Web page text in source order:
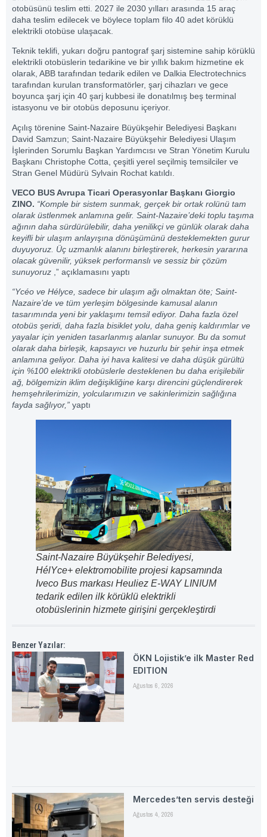
otobüsünü teslim etti. 2027 ile 2030 yılları arasında 15 araç
daha teslim edilecek ve böylece toplam filo 40 adet körüklü
elektrikli otobüse ulaşacak.
Teknik teklifi, yukarı doğru pantograf şarj sistemine sahip körüklü
elektrikli otobüslerin tedarikine ve bir yıllık bakım hizmetine ek
olarak, ABB tarafından tedarik edilen ve Dalkia Electrotechnics
tarafından kurulan transformatörler, şarj cihazları ve gece
boyunca şarj için 40 şarj kubbesi ile donatılmış beş terminal
istasyonu ve bir otobüs deposunu içeriyor.
Açılış törenine Saint-Nazaire Büyükşehir Belediyesi Başkanı
David Samzun; Saint-Nazaire Büyükşehir Belediyesi Ulaşım
İşlerinden Sorumlu Başkan Yardımcısı ve Stran Yönetim Kurulu
Başkanı Christophe Cotta, çeşitli yerel seçilmiş temsilciler ve
Stran Genel Müdürü Sylvain Rochat katıldı.
VECO BUS Avrupa Ticari Operasyonlar Başkanı Giorgio
ZINO. “Komple bir sistem sunmak, gerçek bir ortak rolünü tam
olarak üstlenmek anlamına gelir. Saint-Nazaire’deki toplu taşıma
ağının daha sürdürülebilir, daha yenilikçi ve günlük olarak daha
keyifli bir ulaşım anlayışına dönüşümünü desteklemekten gurur
duyuyoruz. Üç uzmanlık alanını birleştirerek, herkesin yararına
olacak güvenilir, yüksek performanslı ve sessiz bir çözüm
sunuyoruz ,” açıklamasını yaptı
“Ycéo ve Hélyce, sadece bir ulaşım ağı olmaktan öte; Saint-
Nazaire’de ve tüm yerleşim bölgesinde kamusal alanın
tasarımında yeni bir yaklaşımı temsil ediyor. Daha fazla özel
otobüs şeridi, daha fazla bisiklet yolu, daha geniş kaldırımlar ve
yayalar için yeniden tasarlanmış alanlar sunuyor. Bu da somut
olarak daha birleşik, kapsayıcı ve huzurlu bir şehir inşa etmek
anlamına geliyor. Daha iyi hava kalitesi ve daha düşük gürültü
için %100 elektrikli otobüslerle desteklenen bu daha erişilebilir
ağ, bölgemizin iklim değişikliğine karşı direncini güçlendirerek
hemşehrilerimizin, yolcularımızın ve sakinlerimizin sağlığına
fayda sağlıyor,” yaptı
Saint-Nazaire Büyükşehir Belediyesi,
HélYce+ elektromobilite projesi kapsamında
Iveco Bus markası Heuliez E-WAY LINIUM
tedarik edilen ilk körüklü elektrikli
otobüslerinin hizmete girişini gerçekleştirdi
Benzer Yazılar:
ÖKN Lojistik’e ilk Master Red
EDITION
Ağustos 6, 2026
Mercedes’ten servis desteği
Ağustos 4, 2026